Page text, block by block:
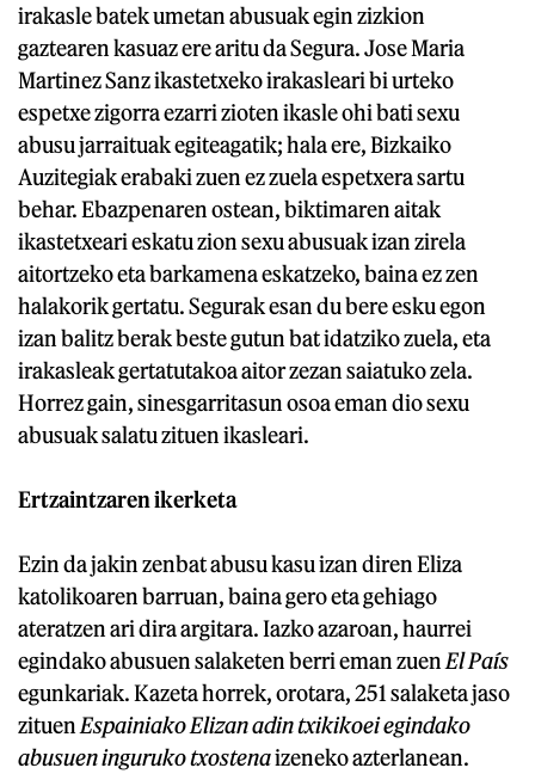
irakasle batek umetan abusuak egin zizkion
gaztearen kasuaz ere aritu da Segura. Jose Maria
Martinez Sanz ikastetxeko irakasleari bi urteko
espetxe zigorra ezarri zioten ikasle ohi bati sexu
abusu jarraituak egiteagatik; hala ere, Bizkaiko
Auzitegiak erabaki zuen ez zuela espetxera sartu
behar. Ebazpenaren ostean, biktimaren aitak
ikastetxeari eskatu zion sexu abusuak izan zirela
aitortzeko eta barkamena eskatzeko, baina ez zen
halakorik gertatu. Segurak esan du bere esku egon
izan balitz berak beste gutun bat idatziko zuela, eta
irakasleak gertatutakoa aitor zezan saiatuko zela.
Horrez gain, sinesgarritasun osoa eman dio sexu
abusuak salatu zituen ikasleari.
Ertzaintzaren ikerketa
Ezin da jakin zenbat abusu kasu izan diren Eliza
katolikoaren barruan, baina gero eta gehiago
ateratzen ari dira argitara. Iazko azaroan, haurrei
egindako abusuen salaketen berri eman zuen El País
egunkariak. Kazeta horrek, orotara, 251 salaketa jaso
zituen Espainiako Elizan adin txikikoei egindako
abusuen inguruko txostenaizeneko azterlanean.